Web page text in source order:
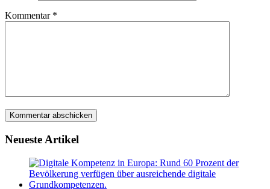
Kommentar *
Neueste Artikel